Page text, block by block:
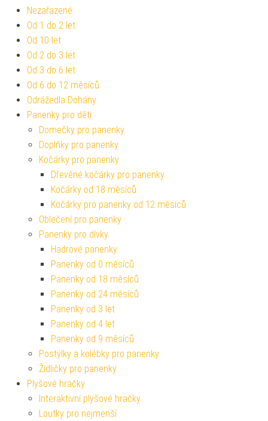
Nezařazené
Od 1 do 2 let
Od 10 let
Od 2 do 3 let
Od 3 do 6 let
Od 6 do 12 měsíců
Odrážedla Dohány
Panenky pro děti
Domečky pro panenky
Doplňky pro panenky
Kočárky pro panenky
Dřevěné kočárky pro panenky
Kočárky od 18 měsíců
Kočárky pro panenky od 12 měsíců
Oblečení pro panenky
Panenky pro dívky
Hadrové panenky
Panenky od 0 měsíců
Panenky od 18 měsíců
Panenky od 24 měsíců
Panenky od 3 let
Panenky od 4 let
Panenky od 9 měsíců
Postýlky a kolébky pro panenky
Židličky pro panenky
Plyšové hračky
Interaktivní plyšové hračky
Loutky pro nejmenší